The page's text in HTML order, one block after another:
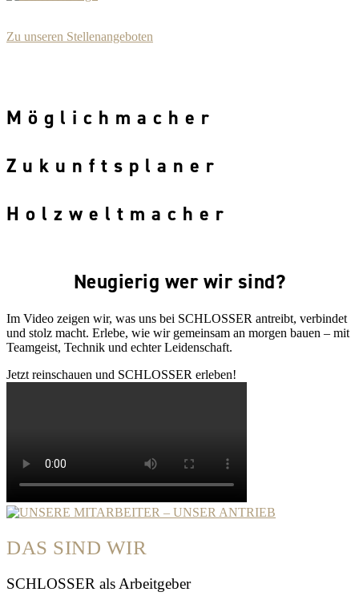
Zu unseren Stellenangeboten
Möglichmacher
Zukunftsplaner
Holzweltmacher
Neugierig wer wir sind?
Im Video zeigen wir, was uns bei SCHLOSSER antreibt, verbindet
und stolz macht. Erlebe, wie wir gemeinsam an morgen bauen – mit
Teamgeist, Technik und echter Leidenschaft.
Jetzt reinschauen und SCHLOSSER erleben!
DAS SIND WIR
SCHLOSSER als Arbeitgeber